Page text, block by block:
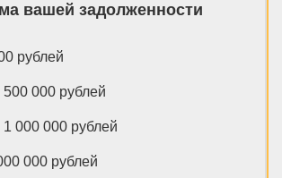
вашей задолженности
рублей
000 рублей
1 000 000 рублей
000 рублей